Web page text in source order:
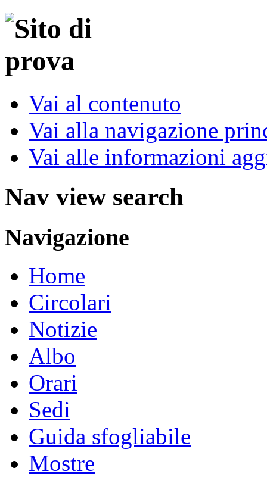
Vai al contenuto
Vai alla navigazione
Vai alle informazioni
Nav view search
Navigazione
Home
Circolari
Notizie
Albo
Orari
Sedi
Guida sfogliabile
Mostre